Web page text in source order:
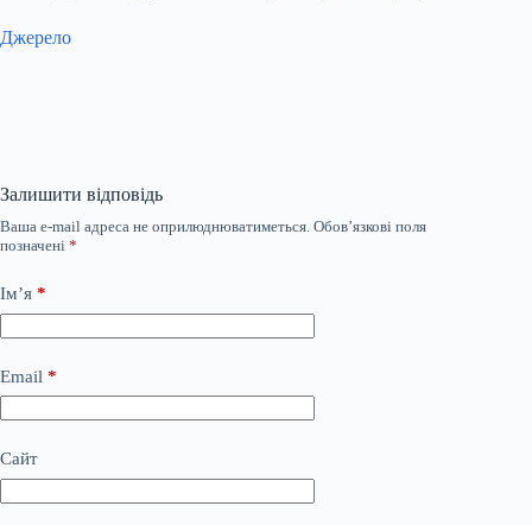
Джерело
Залишити відповідь
Ваша e-mail адреса не оприлюднюватиметься. Обов’язкові поля
позначені *
Ім’я *
Email *
Сайт